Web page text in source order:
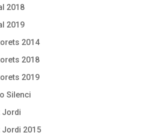
2018
2019
2014
2018
2019
Silenci
Jordi
Jordi 2015